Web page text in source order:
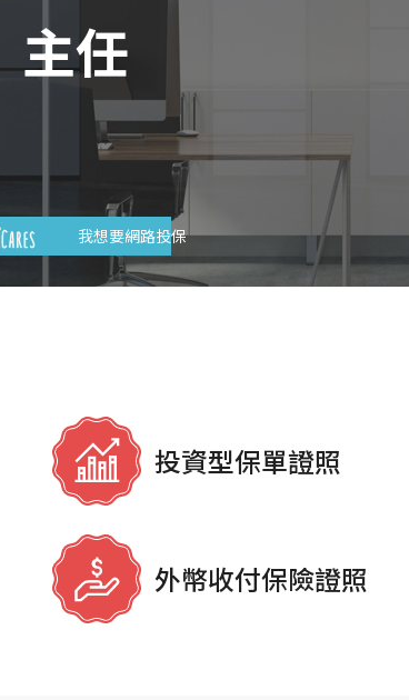
主任
我想要網路投保
投資型保單證照
外幣收付保險證照